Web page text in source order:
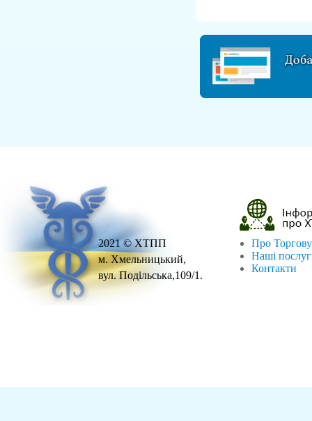
2021 © ХТПП
м. Хмельницький,
вул. Подільська,109/1.
Про
Наші
Контакти